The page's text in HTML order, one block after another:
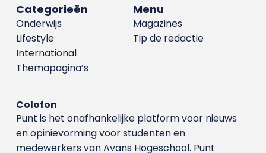
Menu
Magazines
Tip de redactie
Categorieën
Onderwijs
Lifestyle
International
Themapagina’s
Colofon
Punt is het onafhankelijke platform voor nieuws
en opinievorming voor studenten en
medewerkers van Avans Hoge­school. Punt